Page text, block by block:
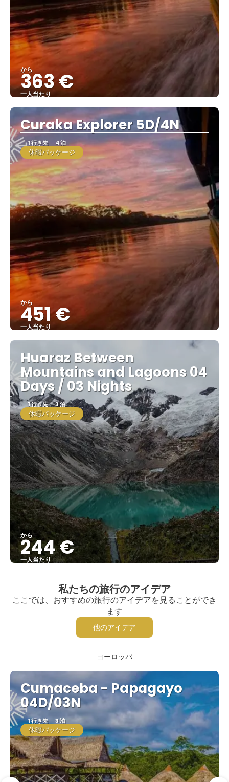
から
363 €
一人当たり
見る
Curaka Explorer 5D/4N
1 行き先 4 泊
休暇パッケージ
から
451 €
一人当たり
見る
Huaraz Between
Mountains and Lagoons 04
Days / 03 Nights
1 行き先 3 泊
休暇パッケージ
から
244 €
一人当たり
私たちの旅行のアイデア
ここでは、おすすめの旅行のアイデアを見ることができ
ます
他のアイデア
ヨーロッパ
Cumaceba - Papagayo
04D/03N
1 行き先 3 泊
休暇パッケージ